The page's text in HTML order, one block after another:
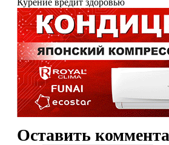
Курение вредит здоровью
Оставить